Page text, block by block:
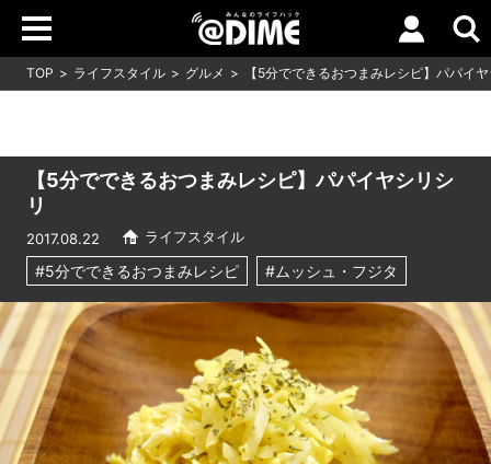
TOP ライフスタイル グルメ 【5分でできるおつまみレシピ】パパイ
【5分でできるおつまみレシピ】パパイヤシリシ
リ
2017.08.22 ライフスタイル
#5分でできるおつまみレシピ #ムッシュ・フジタ